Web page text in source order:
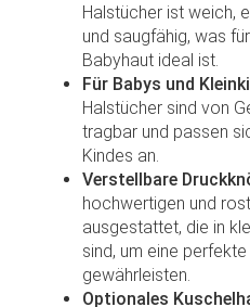
Halstücher ist weich,
und saugfähig, was
Babyhaut ideal ist.
Für Babys und
Halstücher sind von
tragbar und passen
Kindes an.
Verstellbare
hochwertigen und
ausgestattet, die in
sind, um eine
gewährleisten.
Optionales